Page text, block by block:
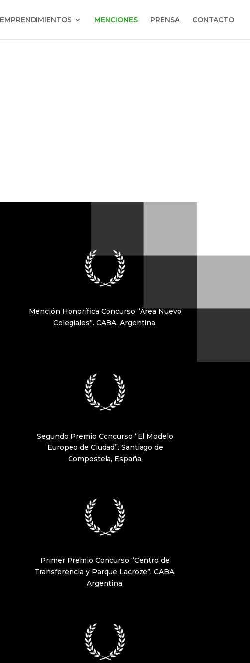
EMPRENDIMIENTOS MENCIONES PRENSA CONTACTO
Mención Honorífica Concurso “Área Nuevo
Colegiales”. CABA, Argentina.
Segundo Premio Concurso “El Modelo
Europeo de Ciudad”. Santiago de
Compostela, España.
Primer Premio Concurso “Centro de
Transferencia y Parque Lacroze”. CABA,
Argentina.